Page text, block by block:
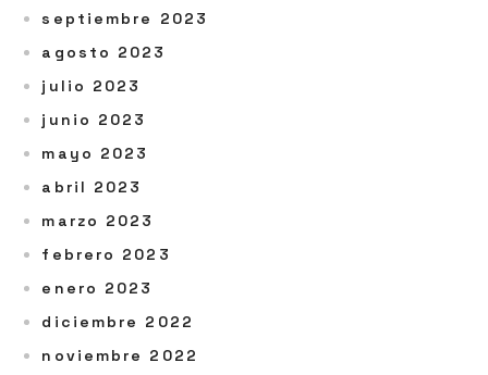
septiembre 2023
agosto 2023
julio 2023
junio 2023
mayo 2023
abril 2023
marzo 2023
febrero 2023
enero 2023
diciembre 2022
noviembre 2022